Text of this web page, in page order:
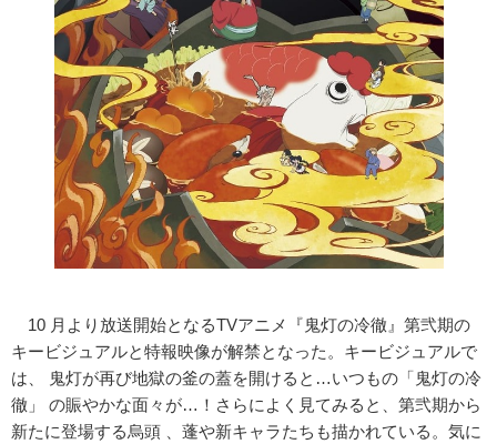
10 月より放送開始となるTVアニメ『鬼灯の冷徹』第弐期の
キービジュアルと特報映像が解禁となった。キービジュアルで
は、 鬼灯が再び地獄の釜の蓋を開けると…いつもの「鬼灯の冷
徹」 の賑やかな面々が…！さらによく見てみると、第弐期から
新たに登場する烏頭 、蓬や新キャラたちも描かれている。気に